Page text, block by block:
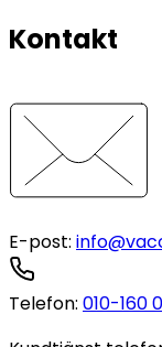
Kontakt
E-post:
Telefon: 010-160